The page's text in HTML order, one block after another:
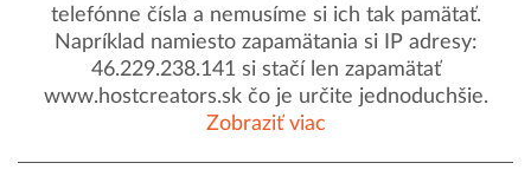
telefónne čísla a nemusíme si ich tak pamätať.
Napríklad namiesto zapamätania si IP adresy:
46.229.238.141 si stačí len zapamätať
www.hostcreators.sk čo je určite jednoduchšie.
Zobraziť viac